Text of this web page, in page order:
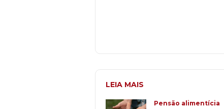
LEIA MAIS
Pensão alimentícia